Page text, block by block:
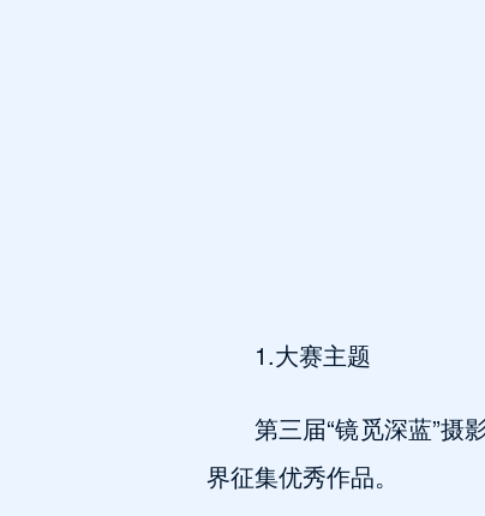
1.大赛主题
第三届“镜觅深蓝”摄
界征集优秀作品。